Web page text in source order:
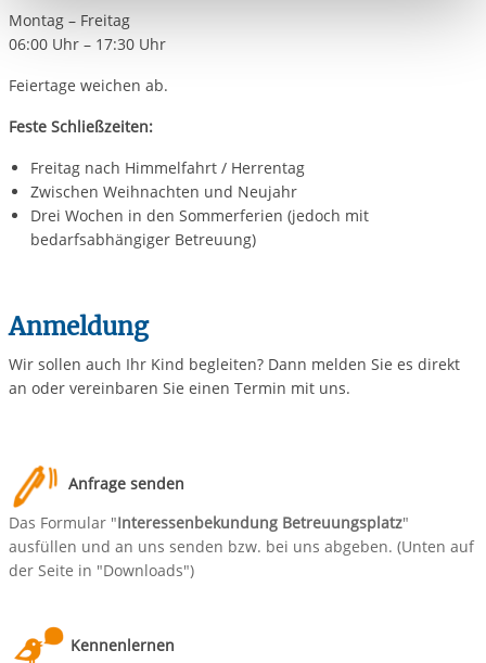
berechtigter Interessen und daher unabhängig von einer
Einwilligung.
Montag – Freitag
06:00 Uhr – 17:30 Uhr
Feiertage weichen ab.
Feste Schließzeiten:
Freitag nach Himmelfahrt / Herrentag
Zwischen Weihnachten und Neujahr
Drei Wochen in den Sommerferien (jedoch mit
bedarfsabhängiger Betreuung)
Anmeldung
Wir sollen auch Ihr Kind begleiten? Dann melden Sie es direkt
an oder vereinbaren Sie einen Termin mit uns.
Anfrage senden
Das Formular "Interessenbekundung Betreuungsplatz"
ausfüllen und an uns senden bzw. bei uns abgeben. (Unten auf
der Seite in "Downloads")
Kennenlernen